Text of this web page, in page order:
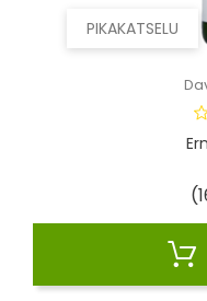
PIKAKATSELU